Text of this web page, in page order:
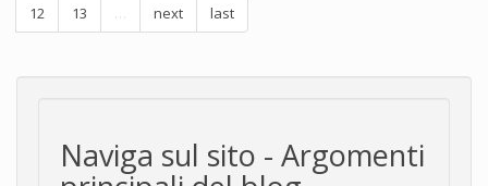
12
13 … next last
Naviga sul sito - Argomenti